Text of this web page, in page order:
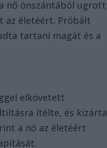
nő önszántából ugrott
az életéért. Próbált
tartani magát és a
elkövetett
ítélte, és kizárta
a nő az életéért